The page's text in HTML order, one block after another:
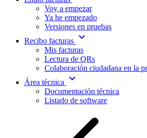
Voy a empezar
Ya he empezado
Versiones en pruebas
Recibo facturas expand_more
Mis facturas
Lectura de QRs
Colaboración ciudadana en la
Área técnica
expand_more
Documentación técnica
Listado de software